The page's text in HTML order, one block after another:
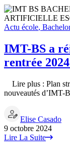
Actu école,
IMT-BS a
rentrée
Lire plus : Plan
nouveautés d’IMT-
Elise Casado
9 octobre 2024
Lire La Suite